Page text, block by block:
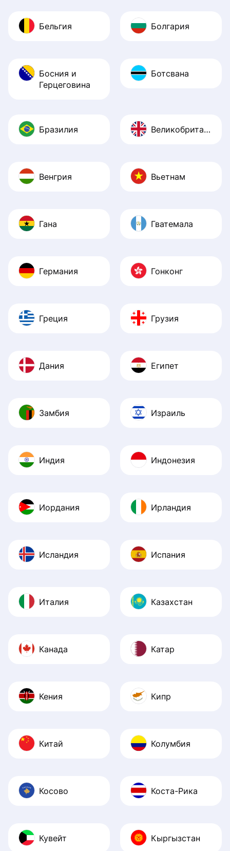
Бельгия Болгария
Босния и
Герцеговина
Ботсвана
Бразилия Великобритания
Венгрия Вьетнам
Гана Гватемала
Германия Гонконг
Греция Грузия
Дания Египет
Замбия Израиль
Индия Индонезия
Иордания Ирландия
Исландия Испания
Италия Казахстан
Канада Катар
Кения Кипр
Китай Колумбия
Косово Коста-Рика
Кувейт Кыргызстан